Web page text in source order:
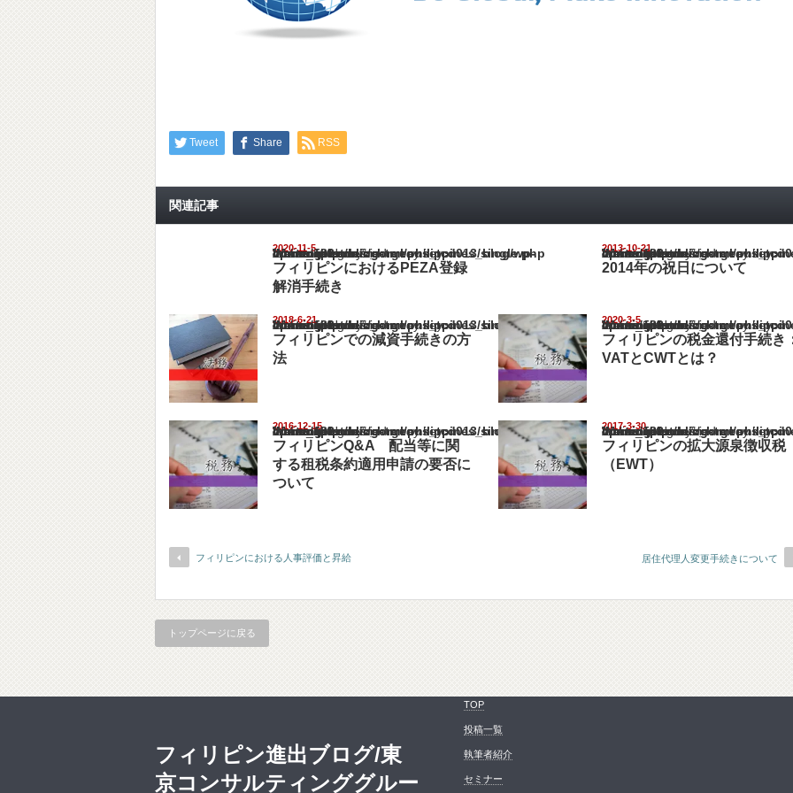
Tweet Share RSS
関連記事
2020-11-5
Warning
: Undefined array key "show_category" in
/home/netst/kuno-cpa.co.jp/public_html/philippines_blog/wp-content/themes/gorgeous_tcd013/single.php
on line183
フィリピンにおけるPEZA登録
解消手続き
2013-10-21
Warning
: Undefined array key "show_category" in
/home/netst/kuno-cpa.co.jp/public_html/philippines_blog/wp-content/
on line183
2014年の祝日について
2018-6-21
Warning
: Undefined array key "show_category" in
/home/netst/kuno-cpa.co.jp/public_html/philippines_blog/wp-content/themes/gorgeous_tcd013/single.php
on line183
フィリピンでの減資手続きの方
法
2020-3-5
Warning
: Undefined array key "show_category" in
/home/netst/kuno-cpa.co.jp/public_html/philippines_blog/wp-content/
on line183
フィリピンの税金還付手続き
VATとCWTとは？
2016-12-15
Warning
: Undefined array key "show_category" in
/home/netst/kuno-cpa.co.jp/public_html/philippines_blog/wp-content/themes/gorgeous_tcd013/single.php
on line183
フィリピンQ&A 配当等に関
する租税条約適用申請の要否に
ついて
2017-3-30
Warning
: Undefined array key "show_category" in
/home/netst/kuno-cpa.co.jp/public_html/philippines_blog/wp-content/
on line183
フィリピンの拡大源泉徴収税
（EWT）
フィリピンにおける人事評価と昇給 居住代理人変更手続きについて
トップページに戻る
TOP
投稿一覧
執筆者紹介
セミナー
フィリピン進出ブログ/東
京コンサルティンググルー